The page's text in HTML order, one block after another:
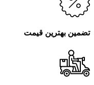
تضمین بهترین قیمت